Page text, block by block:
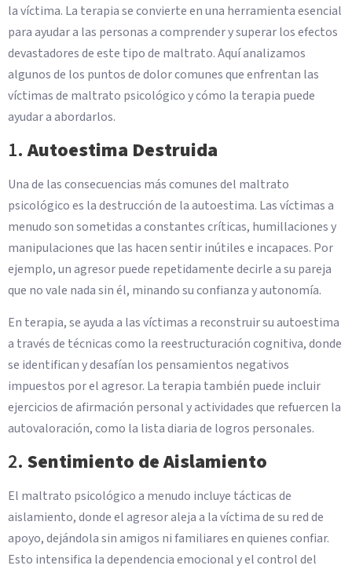
la víctima. La terapia se convierte en una herramienta esencial
para ayudar a las personas a comprender y superar los efectos
devastadores de este tipo de maltrato. Aquí analizamos
algunos de los puntos de dolor comunes que enfrentan las
víctimas de maltrato psicológico y cómo la terapia puede
ayudar a abordarlos.
1.Autoestima Destruida
Una de las consecuencias más comunes del maltrato
psicológico es la destrucción de la autoestima. Las víctimas a
menudo son sometidas a constantes críticas, humillaciones y
manipulaciones que las hacen sentir inútiles e incapaces. Por
ejemplo, un agresor puede repetidamente decirle a su pareja
que no vale nada sin él, minando su confianza y autonomía.
En terapia, se ayuda a las víctimas a reconstruir su autoestima
a través de técnicas como la reestructuración cognitiva, donde
se identifican y desafían los pensamientos negativos
impuestos por el agresor. La terapia también puede incluir
ejercicios de afirmación personal y actividades que refuercen la
autovaloración, como la lista diaria de logros personales.
2. Sentimiento de Aislamiento
El maltrato psicológico a menudo incluye tácticas de
aislamiento, donde el agresor aleja a la víctima de su red de
apoyo, dejándola sin amigos ni familiares en quienes confiar.
Esto intensifica la dependencia emocional y el control del